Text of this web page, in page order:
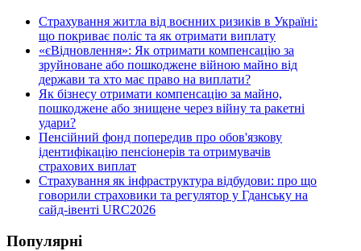
Страхування житла від воєнних ризиків в Україні:
що покриває поліс та як отримати виплату
«єВідновлення»: Як отримати компенсацію за
зруйноване або пошкоджене війною майно від
держави та хто має право на виплати?
Як бізнесу отримати компенсацію за майно,
пошкоджене або знищене через війну та ракетні
удари?
Пенсійний фонд попередив про обов'язкову
ідентифікацію пенсіонерів та отримувачів
страхових виплат
Страхування як інфраструктура відбудови: про що
говорили страховики та регулятор у Гданську на
сайд-івенті URC2026
Популярні